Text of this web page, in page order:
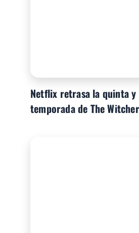
Netflix retrasa la quinta
temporada de The